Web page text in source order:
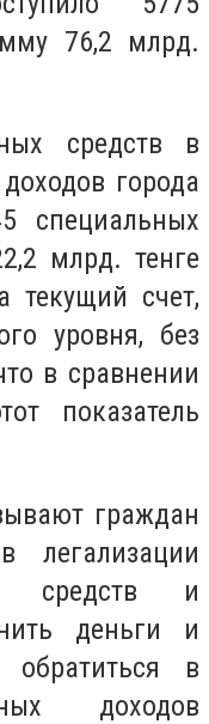
76,2 млрд.
средств в
города
специальных
млрд. тенге
текущий счет,
уровня, без
в сравнении
показатель
граждан
легализации
средств и
деньги и
в
доходов